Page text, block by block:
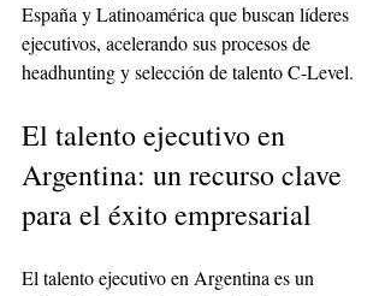
España y Latinoamérica que buscan líderes
ejecutivos, acelerando sus procesos de
headhunting y selección de talento C-Level.
El talento ejecutivo en
Argentina: un recurso clave
para el éxito empresarial
El talento ejecutivo en Argentina es un